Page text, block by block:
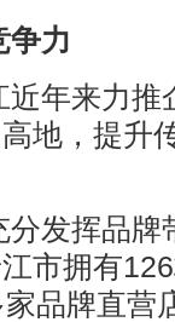
力
年来力推
地，提升
发挥品牌
市拥有126
品牌直营